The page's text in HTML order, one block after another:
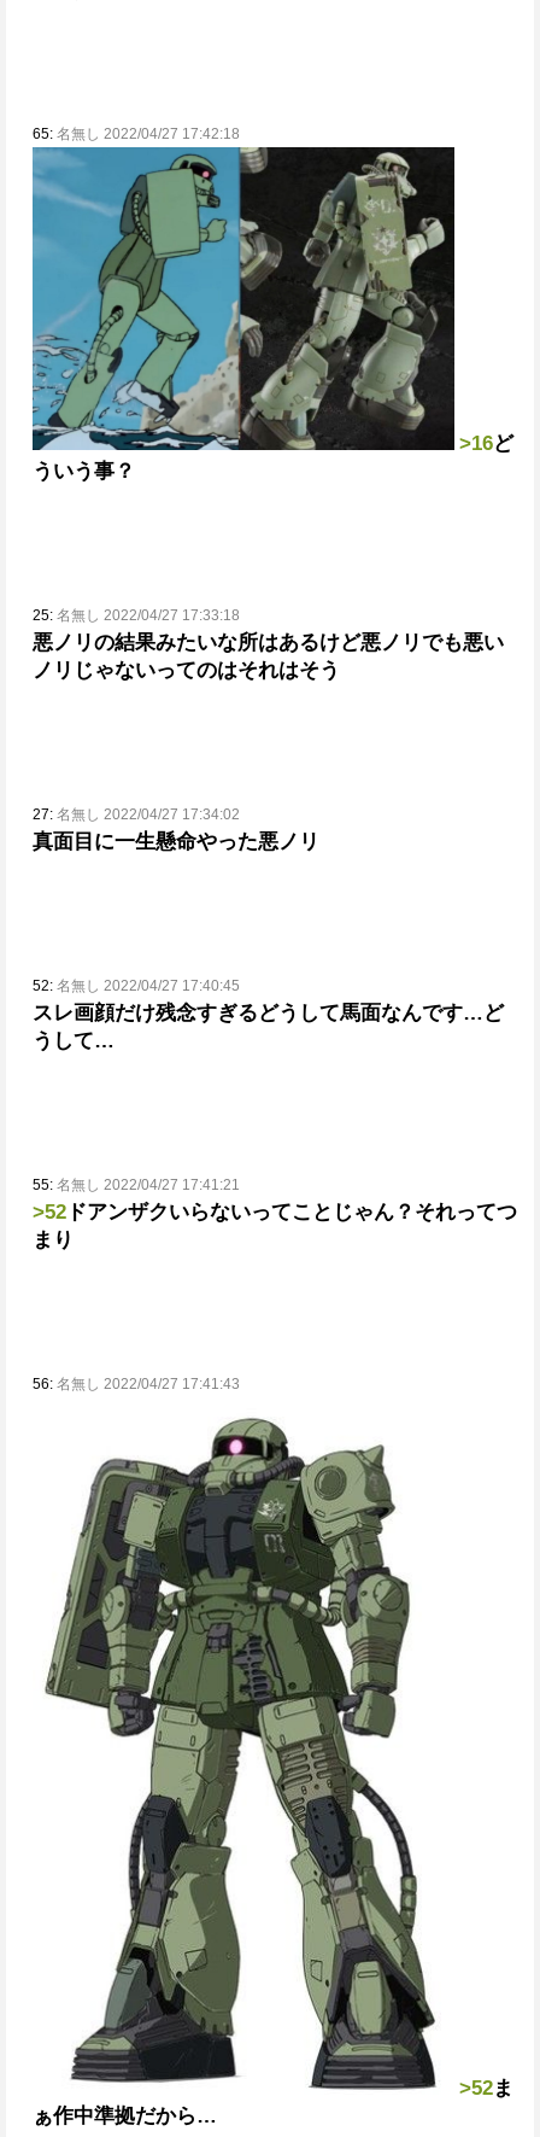
65: 名無し 2022/04/27 17:42:18
>16ど
ういう事？
25: 名無し 2022/04/27 17:33:18
悪ノリの結果みたいな所はあるけど悪ノリでも悪い
ノリじゃないってのはそれはそう
27: 名無し 2022/04/27 17:34:02
真面目に一生懸命やった悪ノリ
52: 名無し 2022/04/27 17:40:45
スレ画顔だけ残念すぎるどうして馬面なんです…ど
うして…
55: 名無し 2022/04/27 17:41:21
>52 ドアンザクいらないってことじゃん？それってつ
まり
56: 名無し 2022/04/27 17:41:43
>52ま
ぁ作中準拠だから…